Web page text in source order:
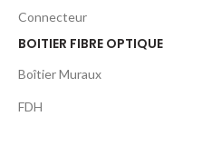
Connecteur
BOITIER FIBRE OPTIQUE
Boîtier Muraux
FDH